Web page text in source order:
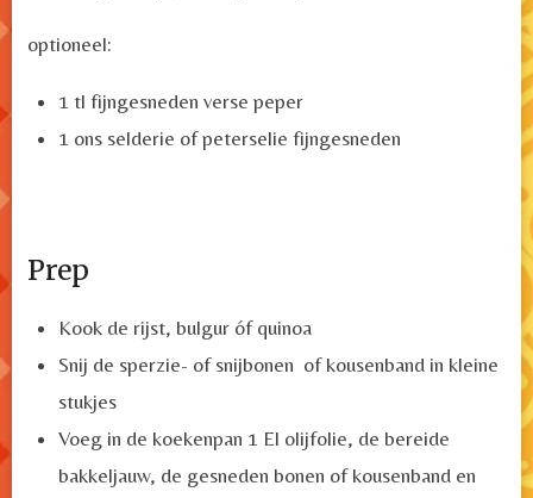
optioneel:
1 tl fijngesneden verse peper
1 ons selderie of peterselie fijngesneden
Prep
Kook de rijst, bulgur óf quinoa
Snij de sperzie- of snijbonen of kousenband in kleine
stukjes
Voeg in de koekenpan 1 El olijfolie, de bereide
bakkeljauw, de gesneden bonen of kousenband en